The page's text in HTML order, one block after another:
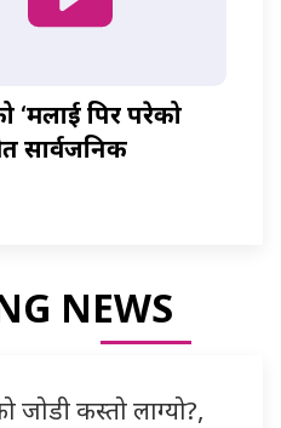
‘मलाई पिर परेको
सार्वजनिक
NEWS
जोडी कस्तो लाग्यो?,